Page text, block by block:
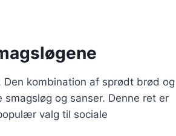
kombination af sprødt brød og
og sanser. Denne ret er
valg til sociale